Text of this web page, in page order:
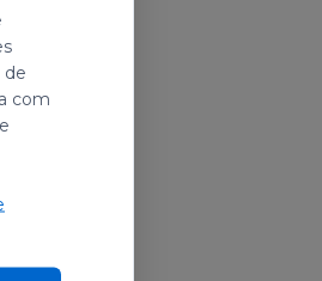
de
com